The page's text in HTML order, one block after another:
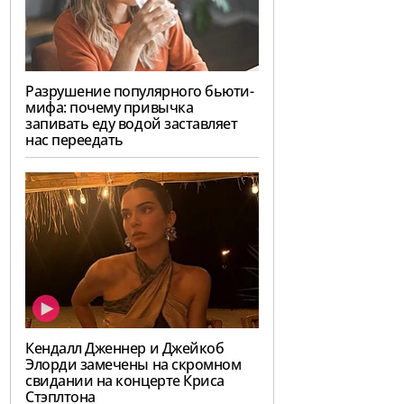
Разрушение популярного бьюти-
мифа: почему привычка
запивать еду водой заставляет
нас переедать
Кендалл Дженнер и Джейкоб
Элорди замечены на скромном
свидании на концерте Криса
Стэплтона